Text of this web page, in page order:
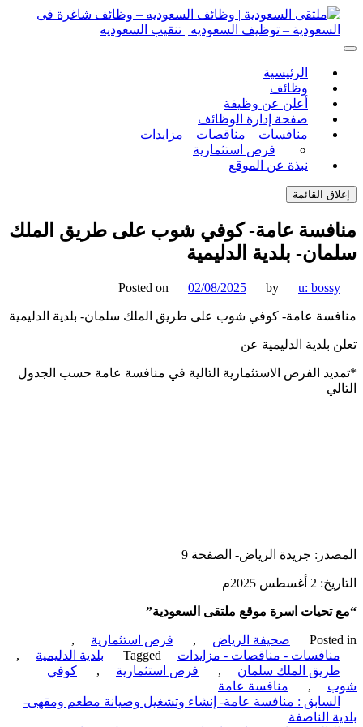
– توظيف السعوديه | تنقيب السعوديه
السعوديه | تنقيب السعوديه
الرئيسية
وظائف
أعلن عن وظيفة
صفحة إدارة الوظائف
منافسات – مناقصات – مزايدات
فرص استثمارية
نبذة عن الموقع
القائمة
عامة- كوفي شوب على طريق الملك
بلدية الدليمية
Posted on 02/08/2025 by u:
عامة- كوفي شوب على طريق الملك سلمان- بلدية الدليمية
بلدية الدليمية عن
الفرص الاستثمارية التالية في منافسة عامة حسب الجدول
جريدة الرياض- الصفحة 9
2025م
تحيات اسرة موقع ملتقى السعودية”
صحيفة الرياض , فرص استثمارية
,
- مناقصات - مزايدات
Tagged بلدية الدليمية
,
الملك سلمان
, فرص استثمارية ,
كوفي
, منافسة عامة
: منافسة عامة- إنشاء وتشغيل وصيانة مطعم ومقهى-
الناصفة